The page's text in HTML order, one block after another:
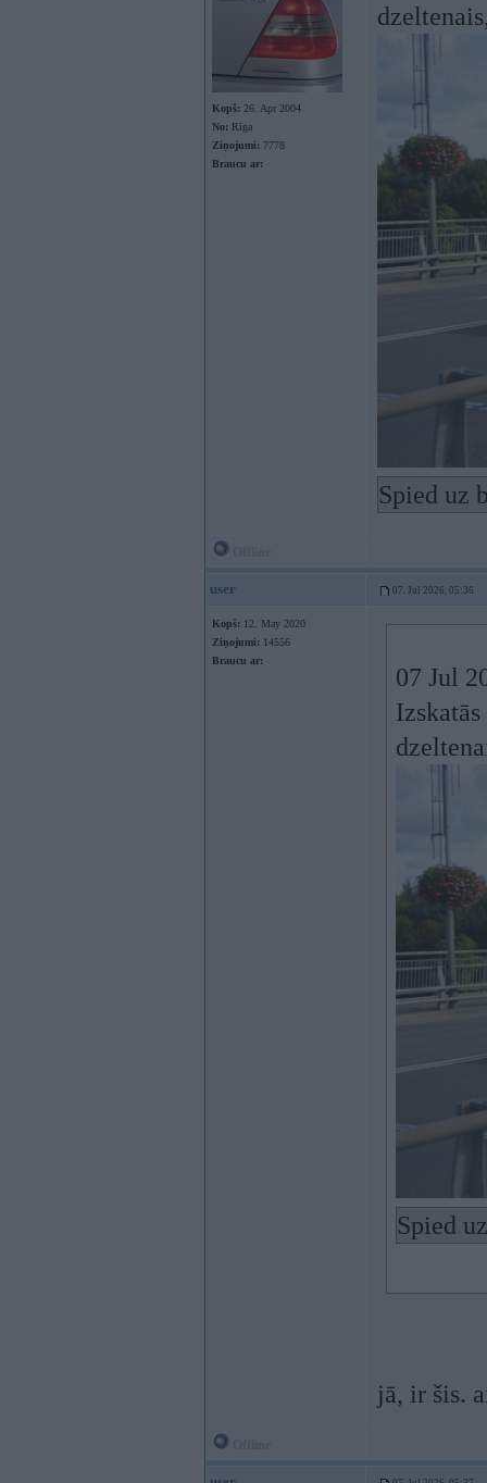
Kopš: 26. Apr 2004
No: Rīga
Ziņojumi: 7778
Braucu ar:
Spied uz
user 07. Jul 2026, 05:36
Kopš: 12. May 2020
Ziņojumi: 14556
Braucu ar:
07 Jul
Spied
jā, ir šis.